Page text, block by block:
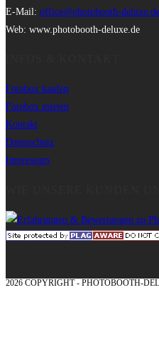
E-Mail: office@photobooth-deluxe.de
Web: www.photobooth-deluxe.de
Fotobox kaufen
Fotobox mieten
Kontakt
Datenschutz
Impressum
2026 COPYRIGHT - PHOTOBOOTH-